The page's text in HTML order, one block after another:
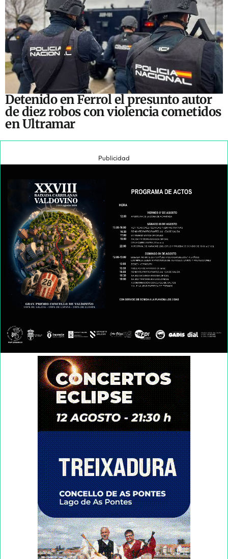
Detenido en Ferrol el presunto autor
de diez robos con violencia cometidos
en Ultramar
Publicidad